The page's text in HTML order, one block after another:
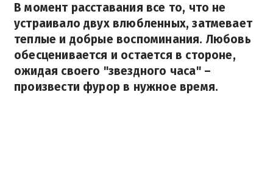
В момент расставания все то, что не
устраивало двух влюбленных, затмевает
теплые и добрые воспоминания. Любовь
обесценивается и остается в стороне,
ожидая своего "звездного часа" –
произвести фурор в нужное время.